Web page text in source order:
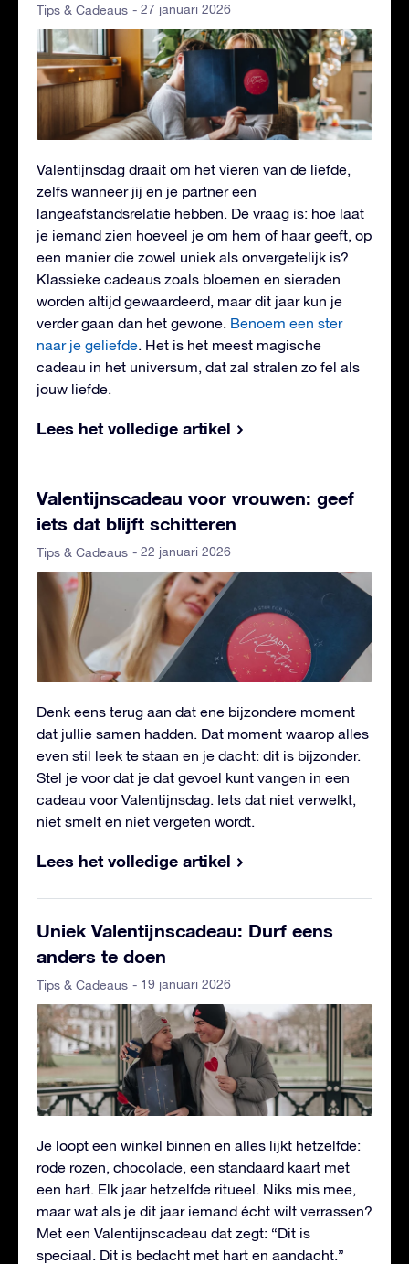
Tips & Cadeaus - 27 januari 2026
Valentijnsdag draait om het vieren van de liefde,
zelfs wanneer jij en je partner een
langeafstandsrelatie hebben. De vraag is: hoe laat
je iemand zien hoeveel je om hem of haar geeft, op
een manier die zowel uniek als onvergetelijk is?
Klassieke cadeaus zoals bloemen en sieraden
worden altijd gewaardeerd, maar dit jaar kun je
verder gaan dan het gewone. Benoem een ster
naar je geliefde. Het is het meest magische
cadeau in het universum, dat zal stralen zo fel als
jouw liefde.
Lees het volledige artikel
Valentijnscadeau voor vrouwen: geef
iets dat blijft schitteren
Tips & Cadeaus - 22 januari 2026
Denk eens terug aan dat ene bijzondere moment
dat jullie samen hadden. Dat moment waarop alles
even stil leek te staan en je dacht: dit is bijzonder.
Stel je voor dat je dat gevoel kunt vangen in een
cadeau voor Valentijnsdag. Iets dat niet verwelkt,
niet smelt en niet vergeten wordt.
Lees het volledige artikel
Uniek Valentijnscadeau: Durf eens
anders te doen
Tips & Cadeaus - 19 januari 2026
Je loopt een winkel binnen en alles lijkt hetzelfde:
rode rozen, chocolade, een standaard kaart met
een hart. Elk jaar hetzelfde ritueel. Niks mis mee,
maar wat als je dit jaar iemand écht wilt verrassen?
Met een Valentijnscadeau dat zegt: “Dit is
speciaal. Dit is bedacht met hart en aandacht.”